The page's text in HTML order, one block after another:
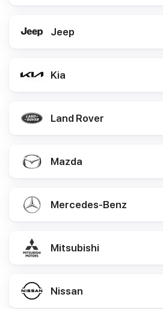
Jeep
Kia
Land Rover
Mazda
Mercedes-Benz
Mitsubishi
Nissan